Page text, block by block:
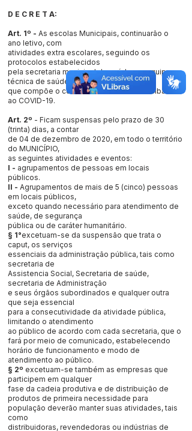
D E C R E T A:
Art. 1º - As escolas Municipais, continuarão o
ano letivo, com
atividades extra escolares, seguindo os
protocolos estabelecidos
pela secretaria municipal de saúde e a equipe
técnica de saúde
que compõe o comitê MUNICIPAL de combate
ao COVID-19.
Art. 2º - Ficam suspensas pelo prazo de 30
(trinta) dias, a contar
de 04 de dezembro de 2020, em todo o território
do MUNICÍPIO,
as seguintes atividades e eventos:
I - agrupamentos de pessoas em locais
públicos.
II - Agrupamentos de mais de 5 (cinco) pessoas
em locais públicos,
exceto quando necessário para atendimento de
saúde, de segurança
pública ou de caráter humanitário.
§ 1°excetuam-se da suspensão que trata o
caput, os serviços
essenciais da administração pública, tais como
secretaria de
Assistencia Social, Secretaria de saúde,
secretaria de Administração
e seus órgãos subordinados e qualquer outra
que seja essencial
para a consecutividade da atividade pública,
limitando o atendimento
ao público de acordo com cada secretaria, que o
fará por meio de comunicado, estabelecendo
horário de funcionamento e modo de
atendimento ao público.
§ 2º excetuam-se também as empresas que
participem em qualquer
fase da cadeia produtiva e de distribuição de
produtos de primeira necessidade para
população deverão manter suas atividades, tais
como
distribuidoras, revendedoras ou indústrias de